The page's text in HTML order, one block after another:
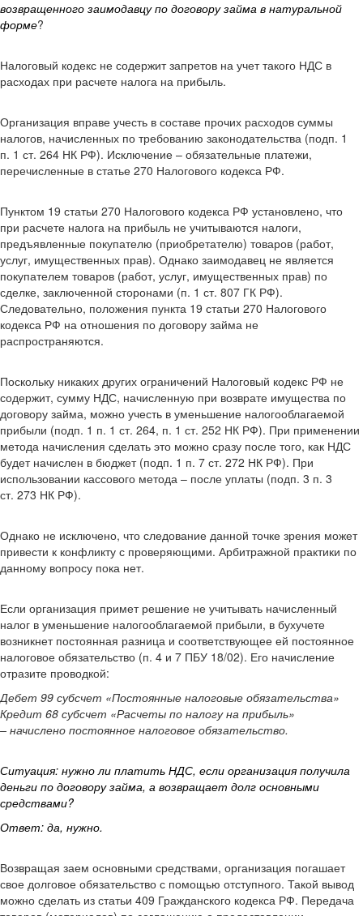
возвращенного заимодавцу по договору займа в натуральной
форме?
Налоговый кодекс не содержит запретов на учет такого НДС в
расходах при расчете налога на прибыль.
Организация вправе учесть в составе прочих расходов суммы
налогов, начисленных по требованию законодательства (подп. 1
п. 1 ст. 264 НК РФ). Исключение – обязательные платежи,
перечисленные в статье 270 Налогового кодекса РФ.
Пунктом 19 статьи 270 Налогового кодекса РФ установлено, что
при расчете налога на прибыль не учитываются налоги,
предъявленные покупателю (приобретателю) товаров (работ,
услуг, имущественных прав). Однако заимодавец не является
покупателем товаров (работ, услуг, имущественных прав) по
сделке, заключенной сторонами (п. 1 ст. 807 ГК РФ).
Следовательно, положения пункта 19 статьи 270 Налогового
кодекса РФ на отношения по договору займа не
распространяются.
Поскольку никаких других ограничений Налоговый кодекс РФ не
содержит, сумму НДС, начисленную при возврате имущества по
договору займа, можно учесть в уменьшение налогооблагаемой
прибыли (подп. 1 п. 1 ст. 264, п. 1 ст. 252 НК РФ). При применении
метода начисления сделать это можно сразу после того, как НДС
будет начислен в бюджет (подп. 1 п. 7 ст. 272 НК РФ). При
использовании кассового метода – после уплаты (подп. 3 п. 3
ст. 273 НК РФ).
Однако не исключено, что следование данной точке зрения может
привести к конфликту с проверяющими. Арбитражной практики по
данному вопросу пока нет.
Если организация примет решение не учитывать начисленный
налог в уменьшение налогооблагаемой прибыли, в бухучете
возникнет постоянная разница и соответствующее ей постоянное
налоговое обязательство (п. 4 и 7 ПБУ 18/02). Его начисление
отразите проводкой:
Дебет 99 субсчет «Постоянные налоговые обязательства»
Кредит 68 субсчет «Расчеты по налогу на прибыль»
– начислено постоянное налоговое обязательство.
Ситуация: нужно ли платить НДС, если организация получила
деньги по договору займа, а возвращает долг основными
средствами?
Ответ: да, нужно.
Возвращая заем основными средствами, организация погашает
свое долговое обязательство с помощью отступного. Такой вывод
можно сделать из статьи 409 Гражданского кодекса РФ. Передача